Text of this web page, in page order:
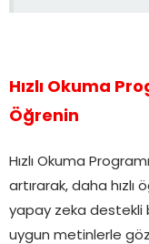
Hızlı Okuma
Öğrenin
Hızlı Okuma
artırarak, daha hızlı
yapay zeka destekli
uygun metinlerle göz